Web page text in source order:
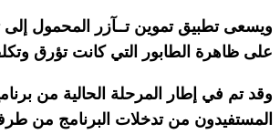
ويسعى تطبيق تموين تــآزر المحمول إلى
على ظاهرة الطابور التي كانت تؤرق
المستفيدون من تدخلات البرنامج من طرف التآزر، 27 منها في لكصر